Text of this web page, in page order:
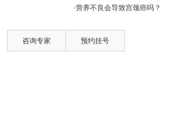
·营养不良会导致宫颈癌吗？
咨询专家 预约挂号